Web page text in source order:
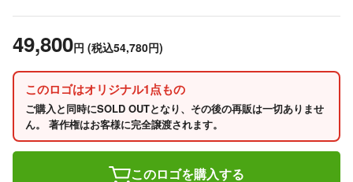
49,800円 (税込54,780円)
このロゴはオリジナル1点もの
ご購入と同時にSOLD OUTとなり、その後の再販は一切ありませ
ん。 著作権はお客様に完全譲渡されます。
このロゴを購入する